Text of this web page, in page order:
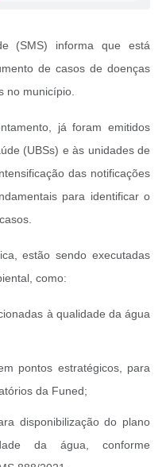
(SMS) informa que está
de casos de doenças
no município.
já foram emitidos
(UBSs) e às unidades de
das notificações
para identificar o
estão sendo executadas
como:
à qualidade da água
pontos estratégicos, para
da Funed;
disponibilização do plano
da água, conforme